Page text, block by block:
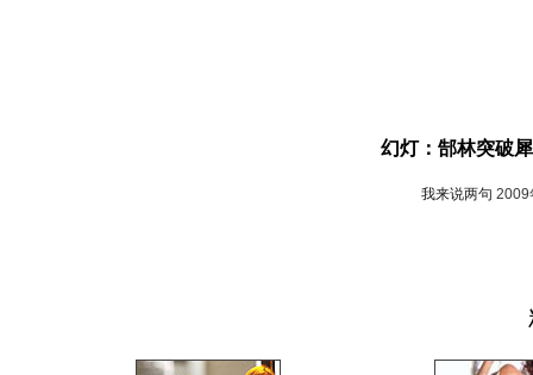
幻灯：郜林突破
我来说两句 2009